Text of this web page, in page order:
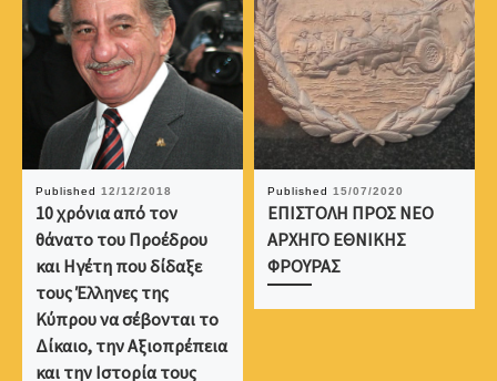
Published 12/12/2018
10 χρόνια από τον
θάνατο του Προέδρου
και Ηγέτη που δίδαξε
τους Έλληνες της
Κύπρου να σέβονται το
Δίκαιο, την Αξιοπρέπεια
και την Ιστορία τους
Published 15/07/2020
ΕΠΙΣΤΟΛΗ ΠΡΟΣ ΝΕΟ
ΑΡΧΗΓΟ ΕΘΝΙΚΗΣ
ΦΡΟΥΡΑΣ